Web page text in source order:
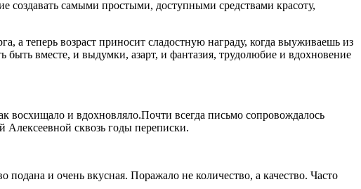
создавать самыми простыми, доступными средствами красоту,
а теперь возраст приносит сладостную награду, когда выуживаешь из
вместе, и выдумки, азарт, и фантазия, трудолюбие и вдохновение
восхищало и вдохновляло.Почти всегда письмо сопровождалось
сквозь годы переписки.
и очень вкусная. Поражало не количество, а качество. Часто